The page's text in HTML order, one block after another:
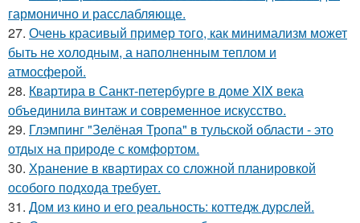
гармонично и расслабляюще.
27. Очень красивый пример того, как минимализм может
быть не холодным, а наполненным теплом и
атмосферой.
28. Квартира в Санкт-петербурге в доме XIX века
объединила винтаж и современное искусство.
29. Глэмпинг "Зелёная Тропа" в тульской области - это
отдых на природе с комфортом.
30. Хранение в квартирах со сложной планировкой
особого подхода требует.
31. Дом из кино и его реальность: коттедж дурслей.